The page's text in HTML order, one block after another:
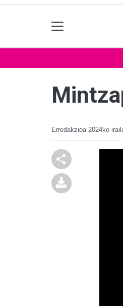
Erredakzioa 2024ko